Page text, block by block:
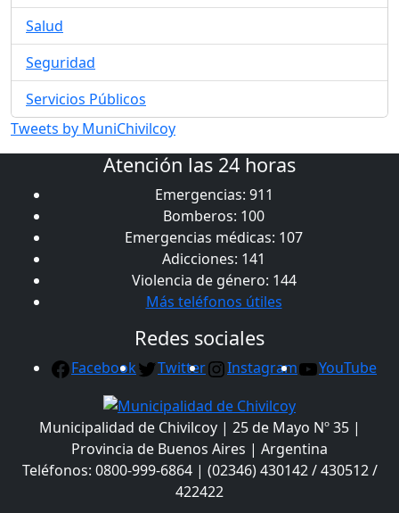
Salud
Seguridad
Servicios Públicos
Tweets by MuniChivilcoy
Atención las 24 horas
Emergencias: 911
Bomberos: 100
Emergencias médicas: 107
Adicciones: 141
Violencia de género: 144
Más teléfonos útiles
Redes sociales
Facebook Twitter Instagram YouTube
Municipalidad de Chivilcoy | 25 de Mayo Nº 35 |
Provincia de Buenos Aires | Argentina
Teléfonos: 0800-999-6864 | (02346) 430142 / 430512 /
422422